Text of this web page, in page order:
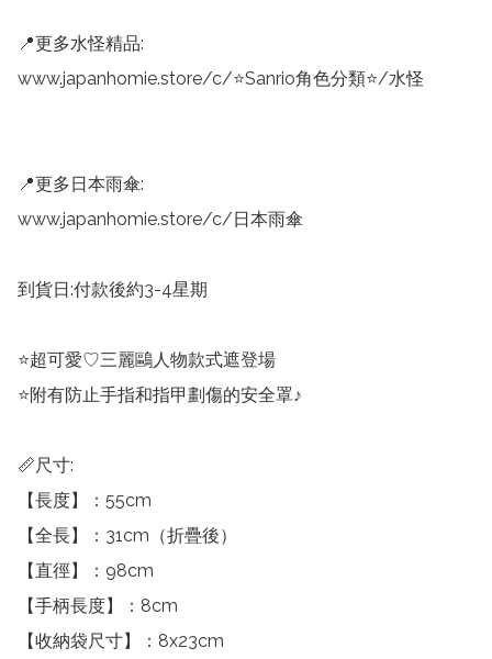
📍更多水怪精品:
www.japanhomie.store/c/⭐Sanrio角色分類⭐/水怪
📍更多日本雨傘:
www.japanhomie.store/c/日本雨傘
到貨日:付款後約3-4星期
⭐超可愛♡三麗鷗人物款式遮登場
⭐附有防止手指和指甲劃傷的安全罩♪
📏尺寸:
【長度】：55cm
【全長】：31cm（折疊後）
【直徑】：98cm
【手柄長度】：8cm
【收納袋尺寸】：8x23cm